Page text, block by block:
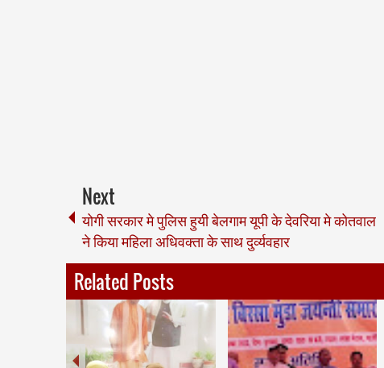
Next
योगी सरकार मे पुलिस हुयी बेलगाम यूपी के देवरिया मे कोतवाल
ने किया महिला अधिवक्ता के साथ दुर्व्यवहार
Related Posts